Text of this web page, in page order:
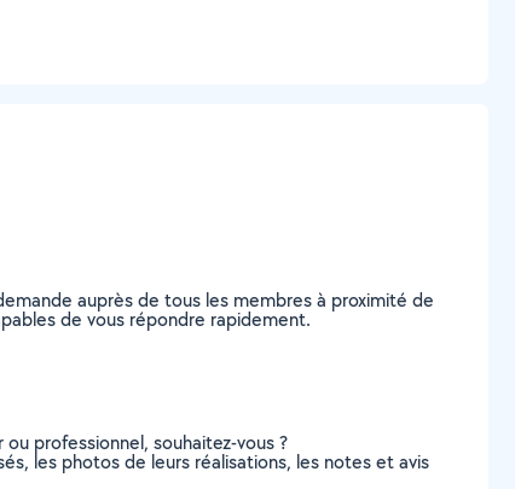
auprès de tous les membres à proximité de
de vous répondre rapidement.
professionnel, souhaitez-vous ?
les photos de leurs réalisations, les notes et avis